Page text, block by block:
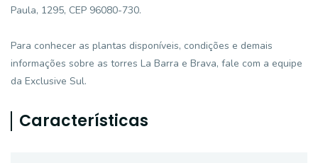
Paula, 1295, CEP 96080-730.
Para conhecer as plantas disponíveis, condições e demais
informações sobre as torres La Barra e Brava, fale com a equipe
da Exclusive Sul.
Características